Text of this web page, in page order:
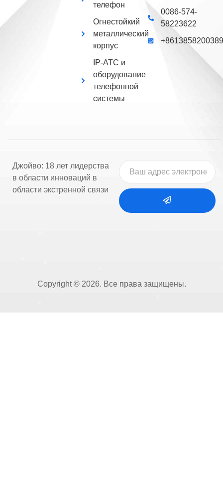
телефон
Огнестойкий
металлический
корпус
IP-АТС и
оборудование
телефонной
системы
0086-574-
58223622
+8613858200389
Джойво: 18 лет лидерства
в области инноваций в
области экстренной связи
Copyright © 2026. Все права защищены.